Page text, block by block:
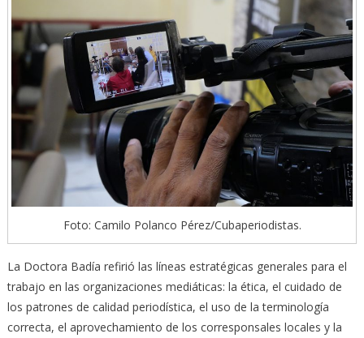
Foto: Camilo Polanco Pérez/Cubaperiodistas.
La Doctora Badía refirió las líneas estratégicas generales para el
trabajo en las organizaciones mediáticas: la ética, el cuidado de
los patrones de calidad periodística, el uso de la terminología
correcta, el aprovechamiento de los corresponsales locales y la